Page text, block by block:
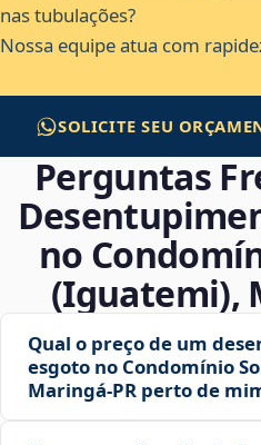
nas tubulações?
Nossa equipe atua com
SOLICITE SEU
Perguntas
no
(Iguatemi),
Qual o preço de um
esgoto no Condomínio
Maringá‑PR perto de